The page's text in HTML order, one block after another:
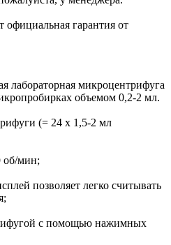
официальная гарантия от
лабораторная микроцентрифуга
объемом 0,2-2 мл.
(= 24 x 1,5-2 мл
об/мин;
позволяет легко считывать
с помощью нажимных